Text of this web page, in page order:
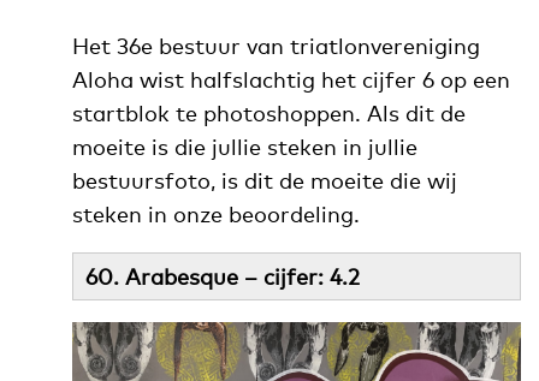
Het 36e bestuur van triatlonvereniging
Aloha wist halfslachtig het cijfer 6 op een
startblok te photoshoppen. Als dit de
moeite is die jullie steken in jullie
bestuursfoto, is dit de moeite die wij
steken in onze beoordeling.
60. Arabesque – cijfer: 4.2